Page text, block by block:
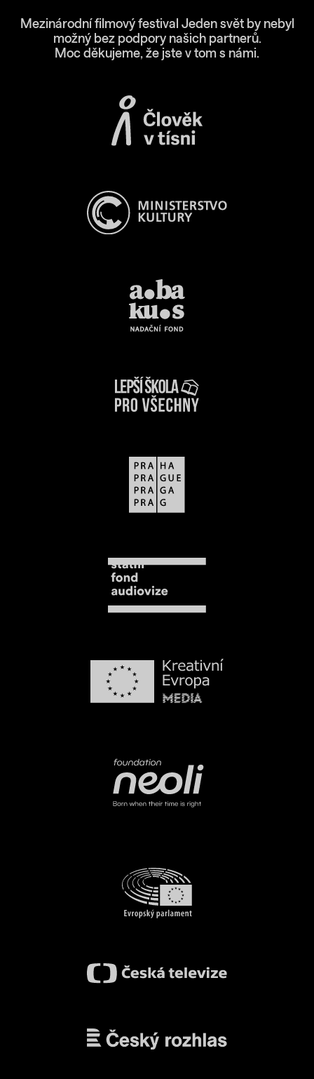
Mezinárodní filmový festival Jeden svět by nebyl
možný bez podpory našich partnerů.
Moc děkujeme, že jste v tom s námi.